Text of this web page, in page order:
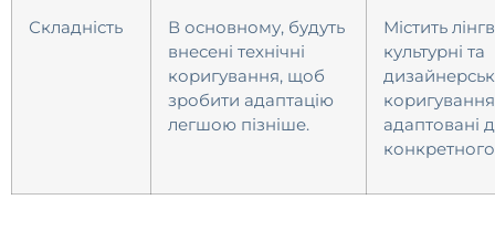
Складність
В основному, будуть
внесені технічні
коригування, щоб
зробити адаптацію
легшою пізніше.
Містить
культурні та
адаптовані